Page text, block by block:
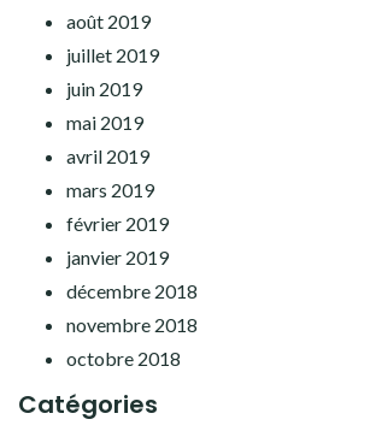
août 2019
juillet 2019
juin 2019
mai 2019
avril 2019
mars 2019
février 2019
janvier 2019
décembre 2018
novembre 2018
octobre 2018
Catégories